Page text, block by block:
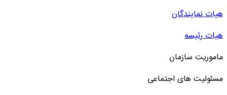
هیات نمایندگان
هیات رئیسه
ماموریت سازمان
مسئولیت های اجتماعی